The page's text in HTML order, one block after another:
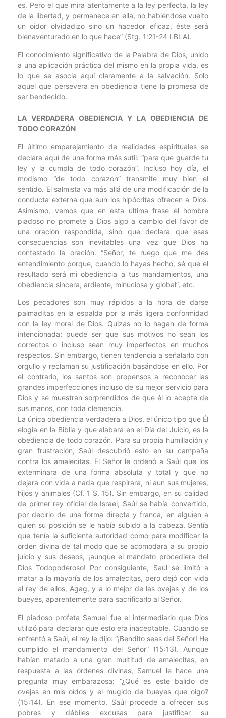
es. Pero el que mira atentamente a la ley perfecta, la ley
de la libertad, y permanece en ella, no habiéndose vuelto
un oidor olvidadizo sino un hacedor eficaz, éste será
bienaventurado en lo que hace” (Stg. 1:21-24 LBLA).
El conocimiento significativo de la Palabra de Dios, unido
a una aplicación práctica del mismo en la propia vida, es
lo que se asocia aquí claramente a la salvación. Solo
aquel que persevera en obediencia tiene la promesa de
ser bendecido.
LA VERDADERA OBEDIENCIA Y LA OBEDIENCIA DE
TODO CORAZÓN
El último emparejamiento de realidades espirituales se
declara aquí de una forma más sutil: “para que guarde tu
ley y la cumpla de todo corazón”. Incluso hoy día, el
modismo “de todo corazón” transmite muy bien el
sentido. El salmista va más allá de una modificación de la
conducta externa que aun los hipócritas ofrecen a Dios.
Asimismo, vemos que en esta última frase el hombre
piadoso no promete a Dios algo a cambio del favor de
una oración respondida, sino que declara que esas
consecuencias son inevitables una vez que Dios ha
contestado la oración. “Señor, te ruego que me des
entendimiento porque, cuando lo hayas hecho, sé que el
resultado será mi obediencia a tus mandamientos, una
obediencia sincera, ardiente, minuciosa y global”, etc.
Los pecadores son muy rápidos a la hora de darse
palmaditas en la espalda por la más ligera conformidad
con la ley moral de Dios. Quizás no lo hagan de forma
intencionada; puede ser que sus motivos no sean los
correctos o incluso sean muy imperfectos en muchos
respectos. Sin embargo, tienen tendencia a señalarlo con
orgullo y reclaman su justificación basándose en ello. Por
el contrario, los santos son propensos a reconocer las
grandes imperfecciones incluso de su mejor servicio para
Dios y se muestran sorprendidos de que él lo acepte de
sus manos, con toda clemencia.
La única obediencia verdadera a Dios, el único tipo que Él
elogia en la Biblia y que alabará en el Día del Juicio, es la
obediencia de todo corazón. Para su propia humillación y
gran frustración, Saúl descubrió esto en su campaña
contra los amalecitas. El Señor le ordenó a Saúl que los
exterminara de una forma absoluta y total y que no
dejara con vida a nada que respirara, ni aun sus mujeres,
hijos y animales (Cf. 1 S. 15). Sin embargo, en su calidad
de primer rey oficial de Israel, Saúl se había convertido,
por decirlo de una forma directa y franca, en alguien a
quien su posición se le había subido a la cabeza. Sentía
que tenía la suficiente autoridad como para modificar la
orden divina de tal modo que se acomodara a su propio
juicio y sus deseos, ¡aunque el mandato procediera del
Dios Todopoderoso! Por consiguiente, Saúl se limitó a
matar a la mayoría de los amalecitas, pero dejó con vida
al rey de ellos, Agag, y a lo mejor de las ovejas y de los
bueyes, aparentemente para sacrificarlo al Señor.
El piadoso profeta Samuel fue el intermediario que Dios
utilizó para declarar que esto era inaceptable. Cuando se
enfrentó a Saúl, el rey le dijo: “¡Bendito seas del Señor! He
cumplido el mandamiento del Señor” (15:13). Aunque
habían matado a una gran multitud de amalecitas, en
respuesta a las órdenes divinas, Samuel le hace una
pregunta muy embarazosa: “¿Qué es este balido de
ovejas en mis oídos y el mugido de bueyes que oigo?
(15:14). En ese momento, Saúl procede a ofrecer sus
pobres y débiles excusas para justificar su